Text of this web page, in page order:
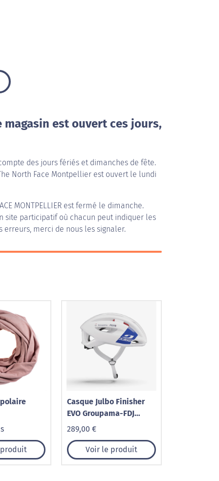
est ouvert ces jours,
des jours fériés et dimanches de fête.
North Face Montpellier est ouvert le lundi
MONTPELLIER est fermé le dimanche.
site participatif où chacun peut indiquer les
erreurs, merci de nous les signaler.
Casque Julbo Finisher
EVO Groupama-FDJ
Blanc/Bleu/Rouge MIPS
289,00 €
Voir le produit